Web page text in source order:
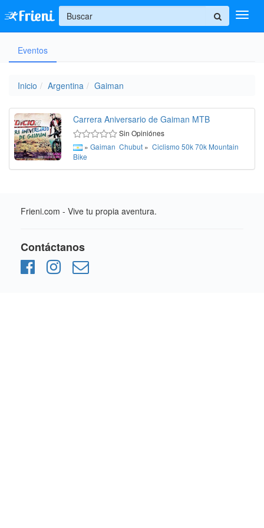
Ingresar
+
Eventos
Inicio Argentina Gaiman
Carrera Aniversario de Gaiman MTB
Sin Opiniónes
» Gaiman Chubut » Ciclismo 50k70k Mountain
Bike
Frieni.com - Vive tu propia aventura.
Contáctanos